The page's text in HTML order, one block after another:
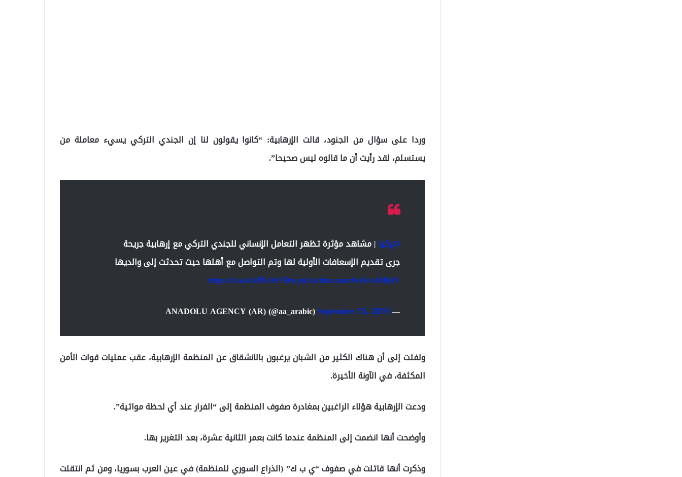
وردا على سؤال من الجنود، قالت الإرهابية: “كانوا يقولون لنا إن الجندي التركي يسيء معاملة من
يستسلم، لقد رأيت أن ما قالوه ليس صحيحا”.
#تركيا | مشاهد مؤثرة تظهر التعامل الإنساني للجندي التركي مع إرهابية جريحة
جرى تقديم الإسعافات الأولية لها وتم التواصل مع أهلها حيث تحدثت إلى والديها
https://t.co/aA8NOSV9tupic.twitter.com/WkSvsM8yiY
— ANADOLU AGENCY (AR) (@aa_arabic)
September 15, 2019
ولفتت إلى أن هناك الكثير من الشبان يرغبون بالانشقاق عن المنظمة الإرهابية، عقب عمليات قوات الأمن
المكثفة، في الآونة الأخيرة.
ودعت الإرهابية هؤلاء الراغبين بمغادرة صفوف المنظمة إلى “الفرار عند أي لحظة مواتية”.
وأوضحت أنها انضمت إلى المنظمة عندما كانت بعمر الثانية عشرة، بعد التغرير بها.
وذكرت أنها قاتلت في صفوف “ي ب ك” (الذراع السوري للمنظمة) في عين العرب بسوريا، ومن ثم انتقلت